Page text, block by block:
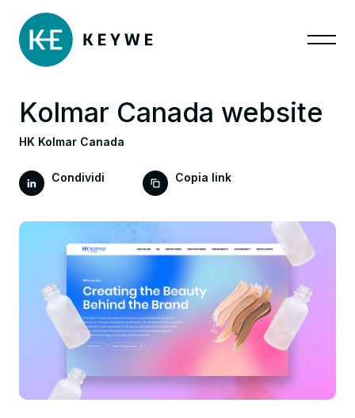
Kolmar Canada website
HK Kolmar Canada
Condividi Copia link